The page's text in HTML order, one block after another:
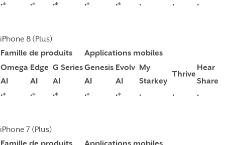
•*
•* •* •* •* • • •
iPhone 8 (Plus)
Famille de produits
Applications mobiles
Omega
AI
Edge
AI
G Series
AI
Genesis
AI
Evolv
AI
My
Starkey
Thrive
Hear
Share
•*
•* •* •* •* • • •
iPhone 7 (Plus)